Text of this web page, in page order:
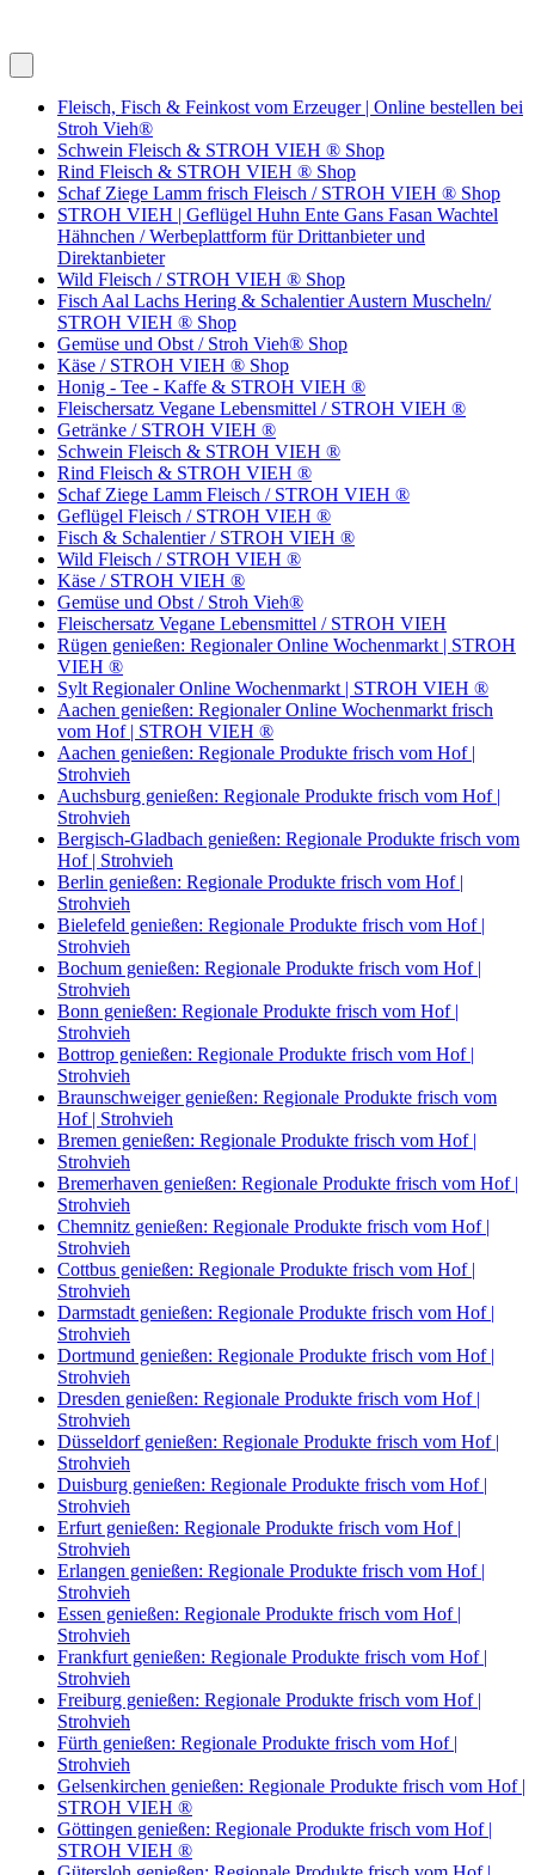
Fleisch, Fisch & Feinkost vom Erzeuger | Online bestellen bei
Stroh Vieh®
Schwein Fleisch & STROH VIEH ® Shop
Rind Fleisch & STROH VIEH ® Shop
Schaf Ziege Lamm frisch Fleisch / STROH VIEH ® Shop
STROH VIEH | Geflügel Huhn Ente Gans Fasan Wachtel
Hähnchen / Werbeplattform für Drittanbieter und
Direktanbieter
Wild Fleisch / STROH VIEH ® Shop
Fisch Aal Lachs Hering & Schalentier Austern Muscheln/
STROH VIEH ® Shop
Gemüse und Obst / Stroh Vieh® Shop
Käse / STROH VIEH ® Shop
Honig - Tee - Kaffe & STROH VIEH ®
Fleischersatz Vegane Lebensmittel / STROH VIEH ®
Getränke / STROH VIEH ®
Schwein Fleisch & STROH VIEH ®
Rind Fleisch & STROH VIEH ®
Schaf Ziege Lamm Fleisch / STROH VIEH ®
Geflügel Fleisch / STROH VIEH ®
Fisch & Schalentier / STROH VIEH ®
Wild Fleisch / STROH VIEH ®
Käse / STROH VIEH ®
Gemüse und Obst / Stroh Vieh®
Fleischersatz Vegane Lebensmittel / STROH VIEH
Rügen genießen: Regionaler Online Wochenmarkt | STROH
VIEH ®
Sylt Regionaler Online Wochenmarkt | STROH VIEH ®
Aachen genießen: Regionaler Online Wochenmarkt frisch
vom Hof | STROH VIEH ®
Aachen genießen: Regionale Produkte frisch vom Hof |
Strohvieh
Auchsburg genießen: Regionale Produkte frisch vom Hof |
Strohvieh
Bergisch-Gladbach genießen: Regionale Produkte frisch vom
Hof | Strohvieh
Berlin genießen: Regionale Produkte frisch vom Hof |
Strohvieh
Bielefeld genießen: Regionale Produkte frisch vom Hof |
Strohvieh
Bochum genießen: Regionale Produkte frisch vom Hof |
Strohvieh
Bonn genießen: Regionale Produkte frisch vom Hof |
Strohvieh
Bottrop genießen: Regionale Produkte frisch vom Hof |
Strohvieh
Braunschweiger genießen: Regionale Produkte frisch vom
Hof | Strohvieh
Bremen genießen: Regionale Produkte frisch vom Hof |
Strohvieh
Bremerhaven genießen: Regionale Produkte frisch vom Hof |
Strohvieh
Chemnitz genießen: Regionale Produkte frisch vom Hof |
Strohvieh
Cottbus genießen: Regionale Produkte frisch vom Hof |
Strohvieh
Darmstadt genießen: Regionale Produkte frisch vom Hof |
Strohvieh
Dortmund genießen: Regionale Produkte frisch vom Hof |
Strohvieh
Dresden genießen: Regionale Produkte frisch vom Hof |
Strohvieh
Düsseldorf genießen: Regionale Produkte frisch vom Hof |
Strohvieh
Duisburg genießen: Regionale Produkte frisch vom Hof |
Strohvieh
Erfurt genießen: Regionale Produkte frisch vom Hof |
Strohvieh
Erlangen genießen: Regionale Produkte frisch vom Hof |
Strohvieh
Essen genießen: Regionale Produkte frisch vom Hof |
Strohvieh
Frankfurt genießen: Regionale Produkte frisch vom Hof |
Strohvieh
Freiburg genießen: Regionale Produkte frisch vom Hof |
Strohvieh
Fürth genießen: Regionale Produkte frisch vom Hof |
Strohvieh
Gelsenkirchen genießen: Regionale Produkte frisch vom Hof |
STROH VIEH ®
Göttingen genießen: Regionale Produkte frisch vom Hof |
STROH VIEH ®